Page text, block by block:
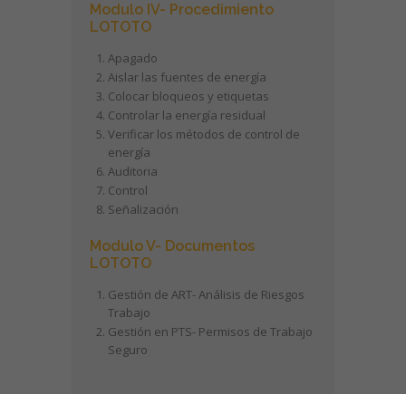
Modulo IV- Procedimiento
LOTOTO
Apagado
Aislar las fuentes de energía
Colocar bloqueos y etiquetas
Controlar la energía residual
Verificar los métodos de control de
energía
Auditoria
Control
Señalización
Modulo V- Documentos
LOTOTO
Gestión de ART- Análisis de Riesgos
Trabajo
Gestión en PTS- Permisos de Trabajo
Seguro